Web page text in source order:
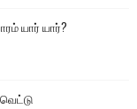
யார் யார்?